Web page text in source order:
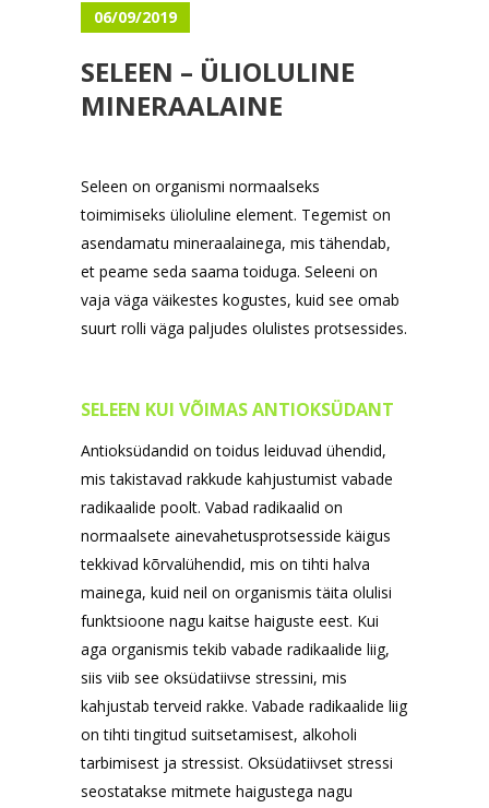
06/09/2019
SELEEN – ÜLIOLULINE
MINERAALAINE
Seleen on organismi normaalseks
toimimiseks ülioluline element. Tegemist on
asendamatu mineraalainega, mis tähendab,
et peame seda saama toiduga. Seleeni on
vaja väga väikestes kogustes, kuid see omab
suurt rolli väga paljudes olulistes protsessides.
SELEEN KUI VÕIMAS ANTIOKSÜDANT
Antioksüdandid on toidus leiduvad ühendid,
mis takistavad rakkude kahjustumist vabade
radikaalide poolt. Vabad radikaalid on
normaalsete ainevahetusprotsesside käigus
tekkivad kõrvalühendid, mis on tihti halva
mainega, kuid neil on organismis täita olulisi
funktsioone nagu kaitse haiguste eest. Kui
aga organismis tekib vabade radikaalide liig,
siis viib see oksüdatiivse stressini, mis
kahjustab terveid rakke. Vabade radikaalide liig
on tihti tingitud suitsetamisest, alkoholi
tarbimisest ja stressist. Oksüdatiivset stressi
seostatakse mitmete haigustega nagu